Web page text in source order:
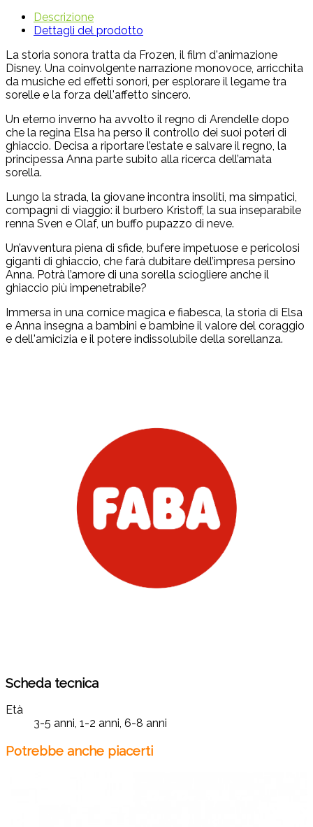
Descrizione
Dettagli del prodotto
La storia sonora tratta da Frozen, il film d'animazione
Disney. Una coinvolgente narrazione monovoce, arricchita
da musiche ed effetti sonori, per esplorare il legame tra
sorelle e la forza dell'affetto sincero.
Un eterno inverno ha avvolto il regno di Arendelle dopo
che la regina Elsa ha perso il controllo dei suoi poteri di
ghiaccio. Decisa a riportare l’estate e salvare il regno, la
principessa Anna parte subito alla ricerca dell’amata
sorella.
Lungo la strada, la giovane incontra insoliti, ma simpatici,
compagni di viaggio: il burbero Kristoff, la sua inseparabile
renna Sven e Olaf, un buffo pupazzo di neve.
Un’avventura piena di sfide, bufere impetuose e pericolosi
giganti di ghiaccio, che farà dubitare dell’impresa persino
Anna. Potrà l’amore di una sorella sciogliere anche il
ghiaccio più impenetrabile?
Immersa in una cornice magica e fiabesca, la storia di Elsa
e Anna insegna a bambini e bambine il valore del coraggio
e dell'amicizia e il potere indissolubile della sorellanza.
Scheda tecnica
Età
3-5 anni, 1-2 anni, 6-8 anni
Potrebbe anche piacerti